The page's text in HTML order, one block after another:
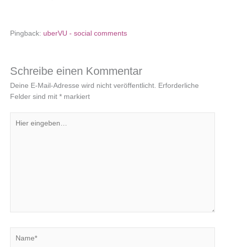
Pingback: uberVU - social comments
Schreibe einen Kommentar
Deine E-Mail-Adresse wird nicht veröffentlicht. Erforderliche
Felder sind mit * markiert
eingeben…